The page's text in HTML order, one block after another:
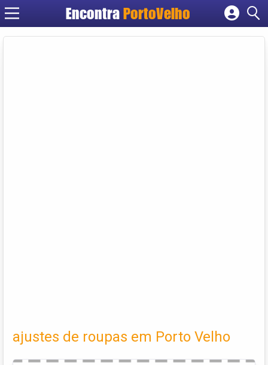
EncontraPortoVelho
Cadastrar empresa
ajustes de roupas em Porto Velho